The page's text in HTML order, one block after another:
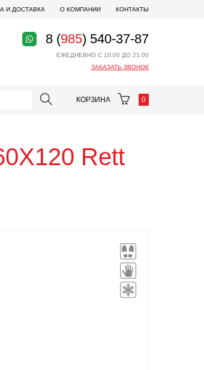
И ДОСТАВКА О КОМПАНИИ КОНТАКТЫ
8 (985) 540-37-87
ЕЖЕДНЕВНО С 10:00 ДО 21:00
ЗАКАЗАТЬ ЗВОНОК
КОРЗИНА 0
Rett